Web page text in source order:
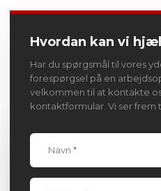
Hvordan kan vi
Har du spørgsmål til vores
forespørgsel på en
velkommen til at kontakte
kontaktformular. Vi ser frem